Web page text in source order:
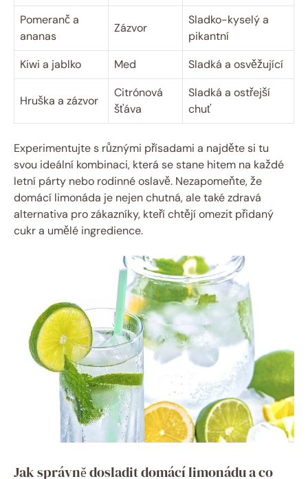
Pomeranč a
ananas
Zázvor
Sladko-kyselý a
pikantní
Kiwi a jablko
Med Sladká a osvěžující
Hruška a zázvor
Citrónová
šťáva
Sladká a ostřejší
chuť
Experimentujte s různými přísadami a najděte si tu
svou ideální kombinaci, která se stane hitem na každé
letní párty nebo rodinné oslavě. Nezapomeňte, že
domácí limonáda je nejen chutná, ale také zdravá
alternativa pro zákazníky, kteří chtějí omezit přidaný
cukr a umělé ingredience.
Jak správně dosladit domácí limonádu a co